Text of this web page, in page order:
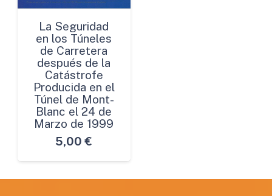
La Seguridad
en los Túneles
de Carretera
después de la
Catástrofe
Producida en el
Túnel de Mont-
Blanc el 24 de
Marzo de 1999
5,00 €